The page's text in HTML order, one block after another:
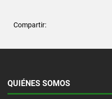
Compartir:
QUIÉNES SOMOS